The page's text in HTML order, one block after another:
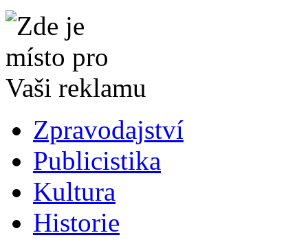
Zpravodajství
Publicistika
Kultura
Historie